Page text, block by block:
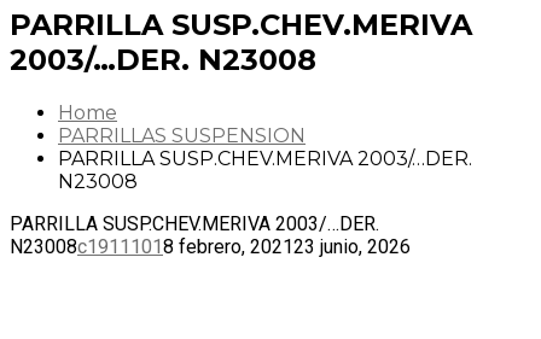
PARRILLA SUSP.CHEV.MERIVA
2003/…DER. N23008
Home
PARRILLAS SUSPENSION
PARRILLA SUSP.CHEV.MERIVA 2003/…DER.
N23008
PARRILLA SUSP.CHEV.MERIVA 2003/…DER.
N23008c19111018 febrero, 202123 junio, 2026